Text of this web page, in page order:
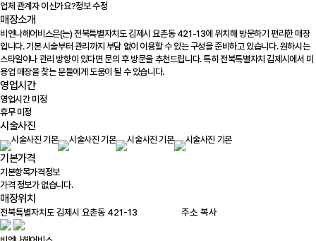
업체 관계자 이신가요?정보 수정
매장소개
비엔나헤어비스은(는) 전북특별자치도 김제시 요촌동 421-13에 위치해 방문하기 편리한 매장
입니다. 기본 시술부터 관리까지 부담 없이 이용할 수 있는 구성을 준비하고 있습니다. 원하시는
스타일이나 관리 방향이 있다면 문의 후 방문을 추천드립니다. 특히 전북특별자치 김제시에서 미
용업 매장을 찾는 분들에게 도움이 될 수 있습니다.
영업시간
영업시간 미정
휴무 미정
시술사진
기본가격
기본항목가격정보
가격 정보가 없습니다.
매장위치
주소 복사